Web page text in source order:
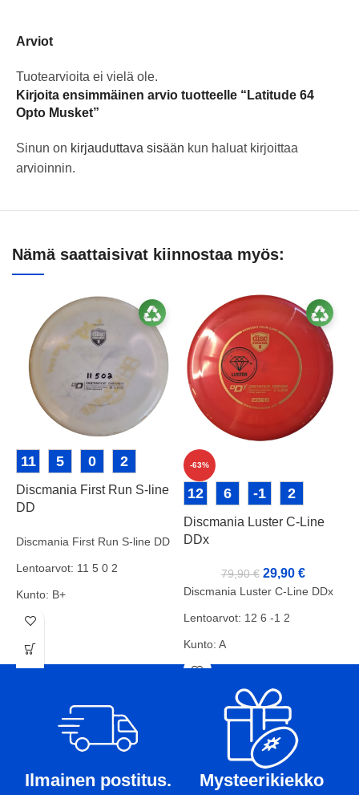
Arviot
Tuotearvioita ei vielä ole.
Kirjoita ensimmäinen arvio tuotteelle “Latitude 64
Opto Musket”
Sinun on kirjauduttava sisään kun haluat kirjoittaa
arvioinnin.
Nämä saattaisivat kiinnostaa myös:
11 5 0 2
Discmania First Run S-line
DD
Discmania First Run S-line DD
Lentoarvot: 11 5 0 2
Kunto: B+
Paino: 173g
Tussit: Pohja, Kansi
-63%
12 6 -1 2
Discmania Luster C-Line
DDx
79,90€ 29,90 €
Discmania Luster C-Line DDx
Lentoarvot: 12 6 -1 2
Kunto: A
Paino: 175g
Ilmainen postitus. Mysteerikiekko